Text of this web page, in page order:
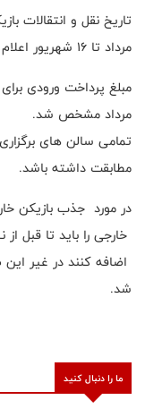
تاریخ نقل و انتقالات
مرداد تا ۱۶ شهریور اعلام شد .
مرداد مشخص شد.
تمامی سالن های
مطابقت داشته باشد.
در مورد جذب بازیکن
خارجی را باید تا قبل
اضافه کنند در غیر
شد.
ما را دنبال کنید